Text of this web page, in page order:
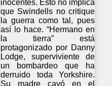
inocentes. Esto no implica
que Swindells no critique
la guerra como tal, pues
así lo hace. “Hermano en
la tierra” está
protagonizado por Danny
Lodge, superviviente de
un bombardeo que ha
derruido toda Yorkshire.
Su madre cayó en el